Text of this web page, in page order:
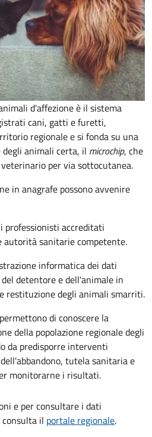
d'affezione è il sistema
cani, gatti e furetti,
regionale e si fonda su una
animali certa, il microchip, che
per via sottocutanea.
in anagrafe possono avvenire
professionisti accreditati
autorità sanitarie competente.
informatica dei dati
detentore e dell'animale in
restituzione degli animali smarriti.
di conoscere la
della popolazione regionale degli
da predisporre interventi
tutela sanitaria e
monitorarne i risultati.
e per consultare i dati
il portale regionale.